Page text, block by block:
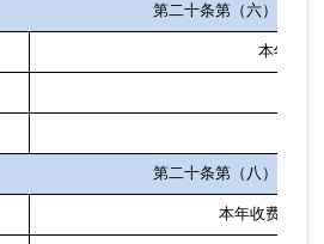
第二十条第（六）项
本年处
第二十条第（八）项
本年收费金额